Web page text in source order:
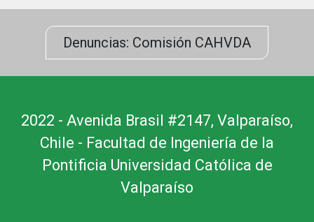
Denuncias: Comisión CAHVDA
2022 - Avenida Brasil #2147, Valparaíso,
Chile - Facultad de Ingeniería de la
Pontificia Universidad Católica de
Valparaíso